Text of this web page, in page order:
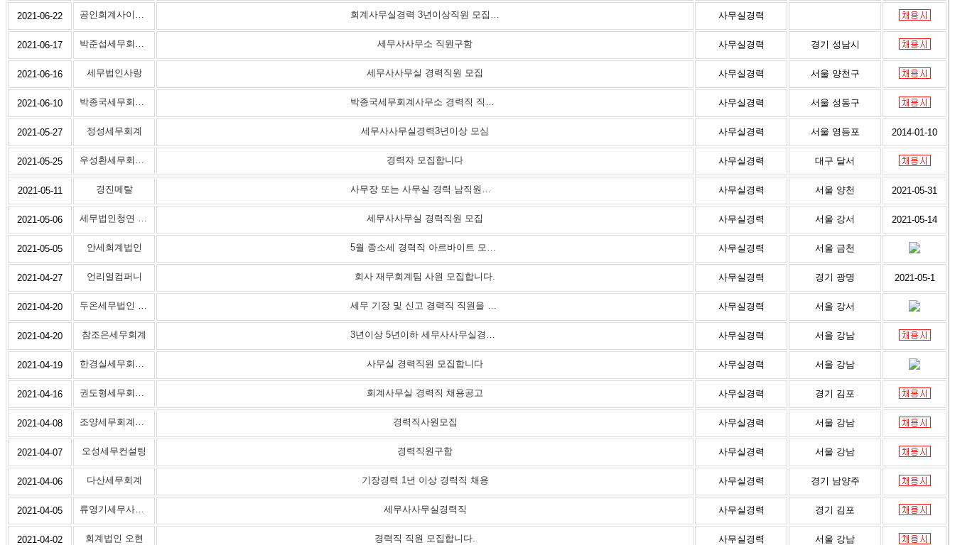
2021-06-22 사무실경력
2021-06-17 세무사사무소 직원구함 사무실경력 경기 성남시
2021-06-16 세무법인사랑 세무사사무실 경력직원 모집 사무실경력 서울 양천구
2021-06-10 사무실경력 서울 성동구
2021-05-27 정성세무회계 세무사사무실경력3년이상 모심 사무실경력 서울 영등포 2014-01-10
2021-05-25 경력자 모집합니다 사무실경력 대구 달서
2021-05-11 경진메탈 사무실경력 서울 양천 2021-05-31
2021-05-06 세무사사무실 경력직원 모집 사무실경력 서울 강서 2021-05-14
2021-05-05 안세회계법인 사무실경력 서울 금천
2021-04-27 언리얼컴퍼니 회사 재무회계팀 사원 모집합니다. 사무실경력 경기 광명 2021-05-1
2021-04-20 사무실경력 서울 강서
2021-04-20 참조은세무회계 사무실경력 서울 강남
2021-04-19 사무실 경력직원 모집합니다 사무실경력 서울 강남
2021-04-16 회계사무실 경력직 채용공고 사무실경력 경기 김포
2021-04-08 경력직사원모집 사무실경력 서울 강남
2021-04-07 오성세무컨설팅 경력직원구함 사무실경력 서울 강남
2021-04-06 다산세무회계 기장경력 1년 이상 경력직 채용 사무실경력 경기 남양주
2021-04-05 세무사사무실경력직 사무실경력 경기 김포
2021-04-02 회계법인 오현 경력직 직원 모집합니다. 사무실경력 서울 강남